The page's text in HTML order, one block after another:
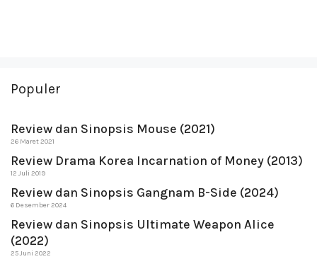
Populer
Review dan Sinopsis Mouse (2021)
26 Maret 2021
Review Drama Korea Incarnation of Money (2013)
12 Juli 2019
Review dan Sinopsis Gangnam B-Side (2024)
6 Desember 2024
Review dan Sinopsis Ultimate Weapon Alice
(2022)
25 Juni 2022